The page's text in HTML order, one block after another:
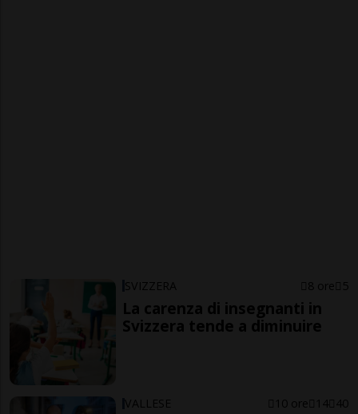
SVIZZERA 8 ore 5
La carenza di insegnanti in
Svizzera tende a diminuire
VALLESE 10 ore 14 40